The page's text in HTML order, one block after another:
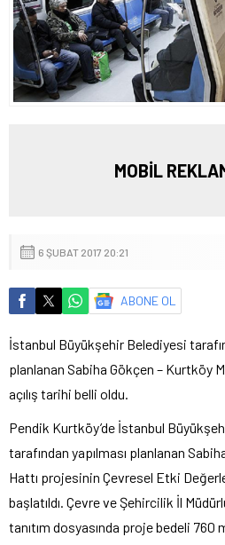
MOBİL
6 ŞUBAT 2017 20:21
ABONE OL
İstanbul Büyükşehir Belediyesi
planlanan Sabiha Gökçen – Kurtköy
açılış tarihi belli oldu.
Pendik Kurtköy’de İstanbul
tarafından yapılması planlanan
Hattı projesinin Çevresel Etki
başlatıldı. Çevre ve Şehircilik İl
tanıtım dosyasında proje bedeli